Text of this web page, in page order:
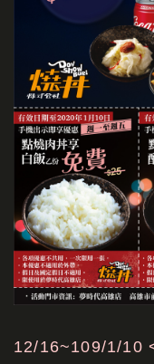
12/16~109/1/10